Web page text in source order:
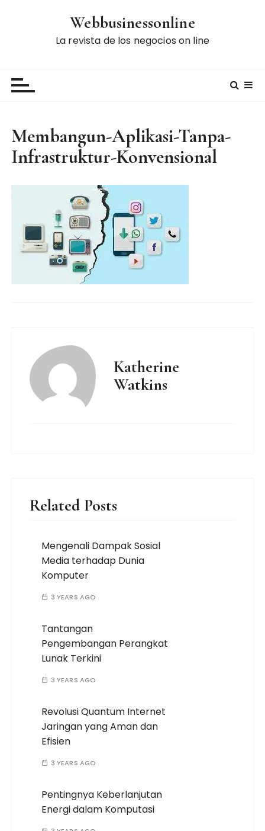
Webbusinessonline
La revista de los negocios on line
Membangun-Aplikasi-Tanpa-
Infrastruktur-Konvensional
Katherine
Watkins
Related Posts
Mengenali Dampak Sosial
Media terhadap Dunia
Komputer
3 YEARS AGO
Tantangan
Pengembangan Perangkat
Lunak Terkini
3 YEARS AGO
Revolusi Quantum Internet
Jaringan yang Aman dan
Efisien
3 YEARS AGO
Pentingnya Keberlanjutan
Energi dalam Komputasi